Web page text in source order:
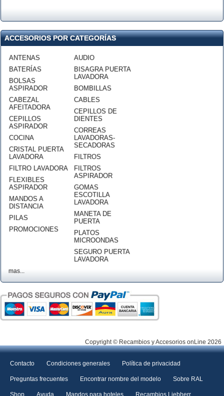
ACCESORIOS POR CATEGORÍAS
ANTENAS
BATERÍAS
BOLSAS
ASPIRADOR
CABEZAL
AFEITADORA
CEPILLOS
ASPIRADOR
COCINA
CRISTAL PUERTA
LAVADORA
FILTRO LAVADORA
FLEXIBLES
ASPIRADOR
MANDOS A
DISTANCIA
PILAS
PROMOCIONES
AUDIO
BISAGRA PUERTA
LAVADORA
BOMBILLAS
CABLES
CEPILLOS DE
DIENTES
CORREAS
LAVADORAS-
SECADORAS
FILTROS
FILTROS
ASPIRADOR
GOMAS
ESCOTILLA
LAVADORA
MANETA DE
PUERTA
PLATOS
MICROONDAS
SEGURO PUERTA
LAVADORA
mas...
Copyright © Recambios y Accesorios onLine 2026
Contacto Condiciones generales Política de privacidad
Preguntas frecuentes Encontrar nombre del modelo Sobre RAL
Shop Ayuda Mandos para hoteles Recambios Liebherr